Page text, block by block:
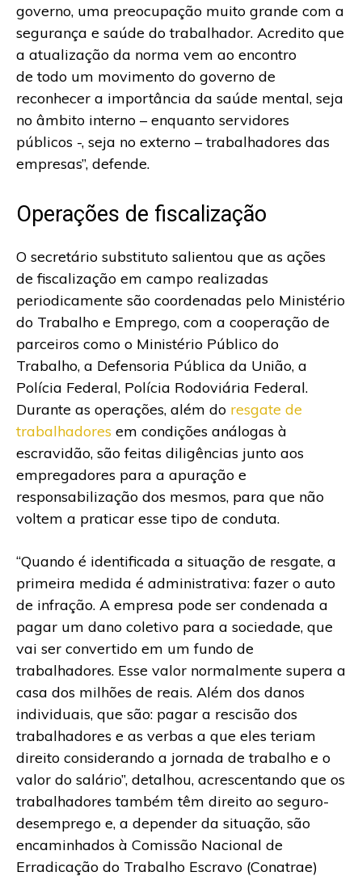
governo, uma preocupação muito grande com a
segurança e saúde do trabalhador. Acredito que
a atualização da norma vem ao encontro
de todo um movimento do governo de
reconhecer a importância da saúde mental, seja
no âmbito interno – enquanto servidores
públicos -, seja no externo – trabalhadores das
empresas”, defende.
Operações de fiscalização
O secretário substituto salientou que as ações
de fiscalização em campo realizadas
periodicamente são coordenadas pelo Ministério
do Trabalho e Emprego, com a cooperação de
parceiros como o Ministério Público do
Trabalho, a Defensoria Pública da União, a
Polícia Federal, Polícia Rodoviária Federal.
Durante as operações, além do resgate de
trabalhadores em condições análogas à
escravidão, são feitas diligências junto aos
empregadores para a apuração e
responsabilização dos mesmos, para que não
voltem a praticar esse tipo de conduta.
“Quando é identificada a situação de resgate, a
primeira medida é administrativa: fazer o auto
de infração. A empresa pode ser condenada a
pagar um dano coletivo para a sociedade, que
vai ser convertido em um fundo de
trabalhadores. Esse valor normalmente supera a
casa dos milhões de reais. Além dos danos
individuais, que são: pagar a rescisão dos
trabalhadores e as verbas a que eles teriam
direito considerando a jornada de trabalho e o
valor do salário”, detalhou, acrescentando que os
trabalhadores também têm direito ao seguro-
desemprego e, a depender da situação, são
encaminhados à Comissão Nacional de
Erradicação do Trabalho Escravo (Conatrae)